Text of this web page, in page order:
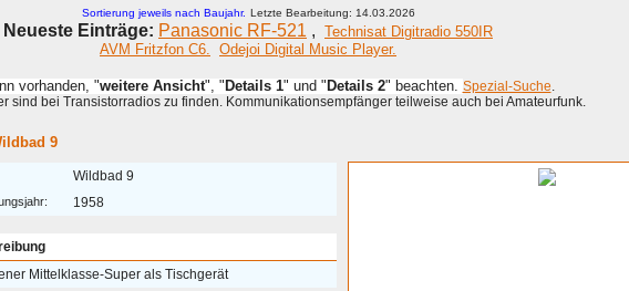
Sortierung jeweils nach Baujahr. Letzte Bearbeitung: 14.03.2026
Neueste Einträge: Panasonic RF-521 , Technisat Digitradio 550IR
AVM Fritzfon C6. Odejoi Digital Music Player.
vorhanden, "weitere Ansicht", " Details 1" und " Details 2" beachten. Spezial-Suche.
sind bei Transistorradios zu finden. Kommunikationsempfänger teilweise auch bei Amateurfunk.
9
Wildbad 9
1958
Mittelklasse-Super als Tischgerät